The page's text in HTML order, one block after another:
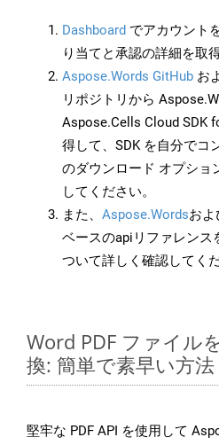
Dashboard でアカウント
り当てと承認の詳細を取
Aspose.Words GitHub お
リポジトリから
Aspose.Cells Cloud SDK
得して、SDK を自分でコ
のダウンロード オプショ
してください。
また、 Aspose.Wordsおよ
ベースのapiリファレンス
ついて詳しく確認してくだ
Word PDF ファイル
換: 簡単で素早い方法
堅牢な PDF API を使用して